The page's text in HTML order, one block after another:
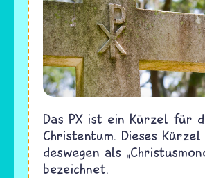
Das PX ist ein Kürzel für
Christentum. Dieses
deswegen als
bezeichnet.